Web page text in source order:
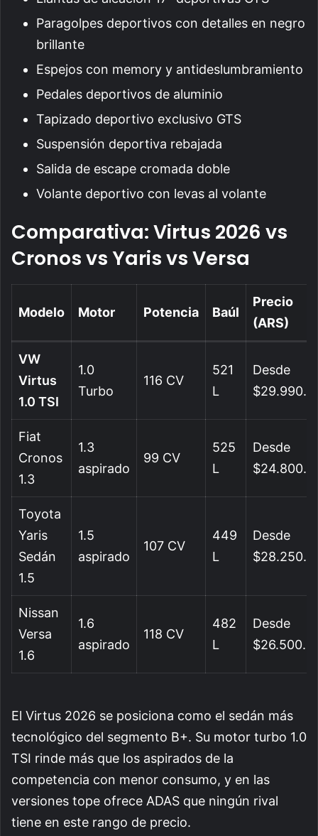
Paragolpes deportivos con detalles en negro
brillante
Espejos con memory y antideslumbramiento
Pedales deportivos de aluminio
Tapizado deportivo exclusivo GTS
Suspensión deportiva rebajada
Salida de escape cromada doble
Volante deportivo con levas al volante
Comparativa: Virtus 2026 vs
Cronos vs Yaris vs Versa
Modelo Motor Potencia Baúl
Precio
(ARS)
VW
Virtus
1.0 TSI
1.0
Turbo
116 CV
521
L
Desde
Fiat
Cronos
1.3
1.3
aspirado
99 CV
525
L
Desde
Toyota
Yaris
Sedán
1.5
1.5
aspirado
107 CV
449
L
Desde
Nissan
Versa
1.6
1.6
aspirado
118 CV
482
L
Desde
El Virtus 2026 se posiciona como el sedán más
tecnológico del segmento B+. Su motor turbo 1.0
TSI rinde más que los aspirados de la
competencia con menor consumo, y en las
versiones tope ofrece ADAS que ningún rival
tiene en este rango de precio.